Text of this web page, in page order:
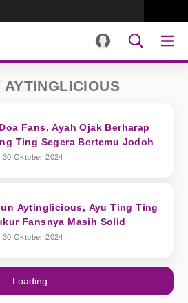
Fans, Ayah Ojak Berharap
Ting Segera Bertemu Jodoh
30 Oktober 2024
Aytinglicious, Ayu Ting Ting
Fansnya Masih Solid
30 Oktober 2024
Loading...